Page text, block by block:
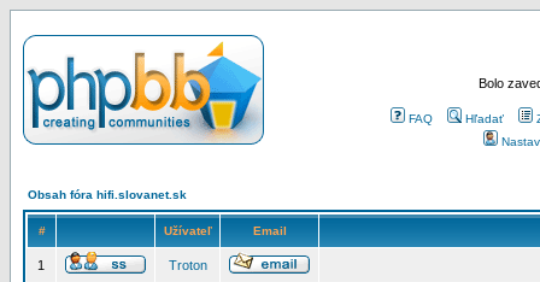
Bolo
FAQ Hľadať
Obsah fóra hifi.slovanet.sk
# Užívateľ Email
1 Troton